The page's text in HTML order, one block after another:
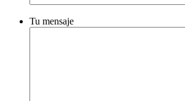
campo
vacío.
favor,
Tu mensaje